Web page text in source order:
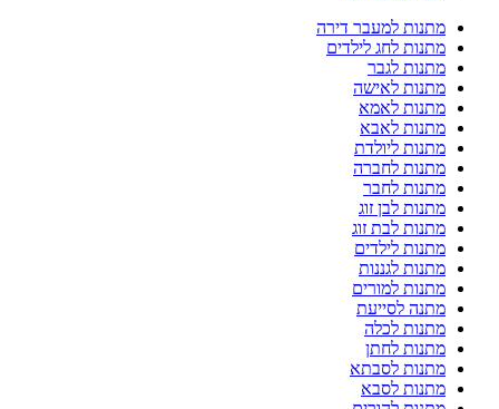
מתנות למעבר דירה
מתנות לחג לילדים
מתנות לגבר
מתנות לאישה
מתנות לאמא
מתנות לאבא
מתנות ליולדת
מתנות לחברה
מתנות לחבר
מתנות לבן זוג
מתנות לבת זוג
מתנות לילדים
מתנות לגננות
מתנות למורים
מתנה לסייעת
מתנות לכלה
מתנות לחתן
מתנות לסבתא
מתנות לסבא